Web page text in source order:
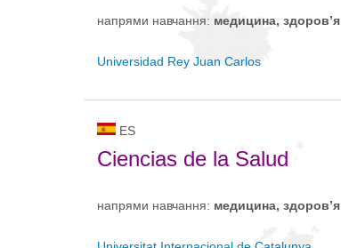
напрями навчання: медицина, здоров’я
Universidad Rey Juan Carlos
ES
Ciencias de la Salud
напрями навчання: медицина, здоров’я